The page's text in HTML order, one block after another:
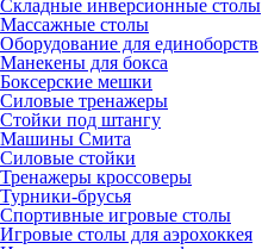
Складные инверсионные столы
Массажные столы
Оборудование для единоборств
Манекены для бокса
Боксерские мешки
Силовые тренажеры
Стойки под штангу
Машины Смита
Силовые стойки
Тренажеры кроссоверы
Турники-брусья
Спортивные игровые столы
Игровые столы для аэрохоккея